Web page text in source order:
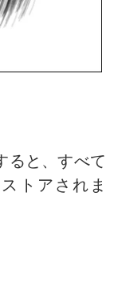
ると、すべて
トアされま